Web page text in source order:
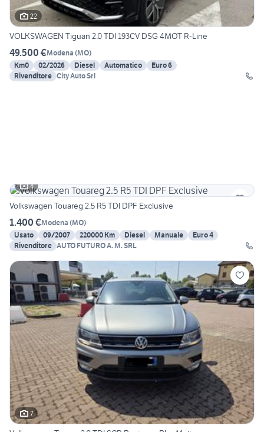
22
VOLKSWAGEN Tiguan 2.0 TDI 193CV DSG 4MOT R-Line
49.500 €Modena (MO)
Km0
02/2026 Diesel Automatico
Euro 6
Rivenditore City Auto Srl
4
Volkswagen Touareg 2.5 R5 TDI DPF Exclusive
1.400 €Modena (MO)
Usato
09/2007 220000 Km Diesel Manuale
Euro 4
Rivenditore
AUTO FUTURO A. M. SRL
7